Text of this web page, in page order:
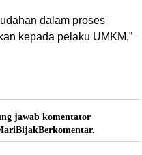
dalam proses
kepada pelaku UMKM,”
jawab komentator